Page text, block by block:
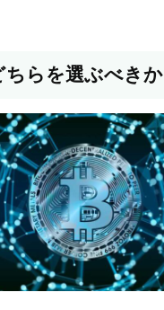
ちらを選ぶべきか